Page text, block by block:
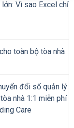
Vì sao Excel chỉ
toàn bộ tòa nhà
đổi số quản lý
nhà 1:1 miễn phí
Care